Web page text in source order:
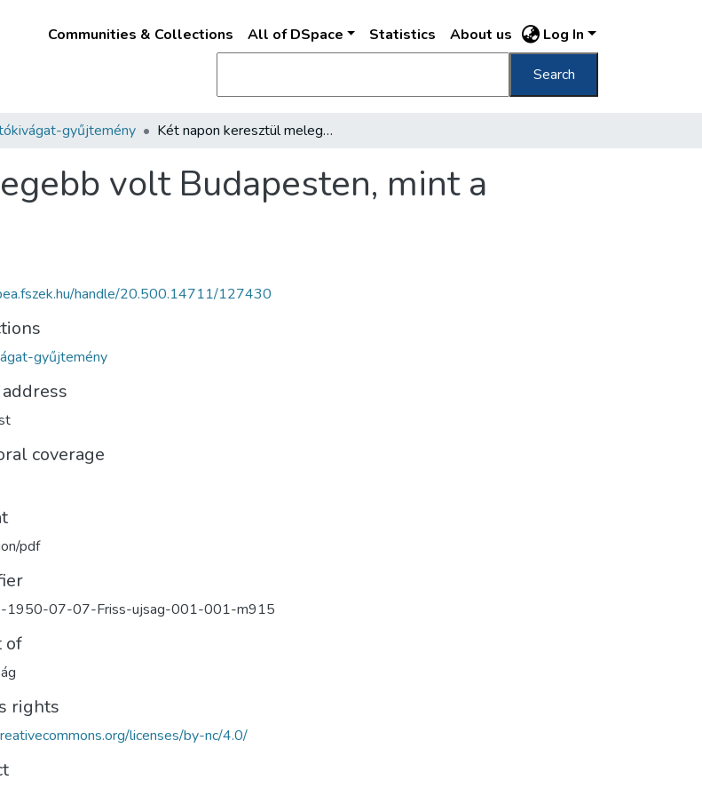
Communities & Collections All of DSpace Statistics About us Log In
Search
gyűjtemény Két napon keresztül melegebb volt Budapesten, mint a Szaharában
volt Budapesten, mint a
handle/20.500.14711/127430
gyűjtemény
coverage
pdf
1950-07-07-Friss-ujsag-001-001-m915
of
rights
licenses/by-nc/4.0/